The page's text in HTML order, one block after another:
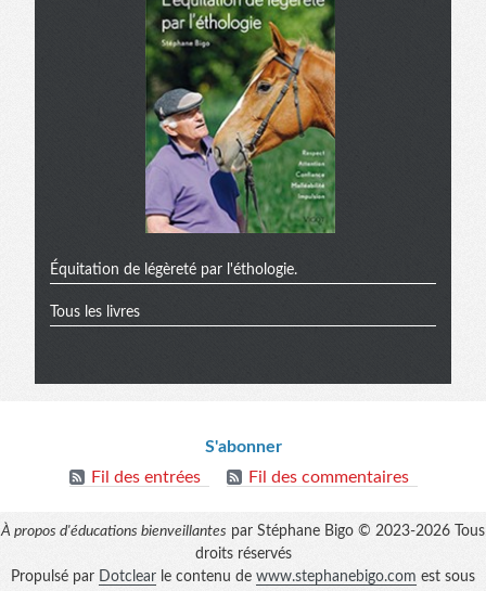
Équitation de légèreté par l'éthologie.
Tous les livres
Informations
S'abonner
Fil des entrées
Fil des commentaires
À propos d'éducations bienveillantes par Stéphane Bigo © 2023-2026 Tous
droits réservés
Propulsé par Dotclear le contenu de www.stephanebigo.com est sous